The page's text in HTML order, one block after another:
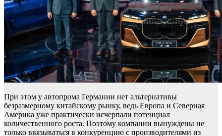
При этом у автопрома Германии нет альтернативы
безразмерному китайскому рынку, ведь Европа и Северная
Америка уже практически исчерпали потенциал
количественного роста. Поэтому компании вынуждены не
только ввязываться в конкуренцию с производителями из